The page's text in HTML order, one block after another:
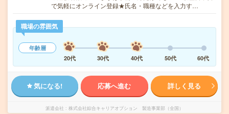
で気軽にオンライン登録★氏名・職種などを入力す…
職場の雰囲気
年齢層
20代
30代 40代 50代 60代
気になる! 応募へ進む 詳しく見る
派遣会社 株式会社綜合キャリアオプション 製造事業部（全国）